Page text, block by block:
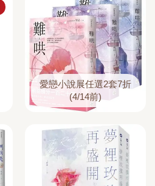
愛戀小說展任選2套7折
(4/14前)